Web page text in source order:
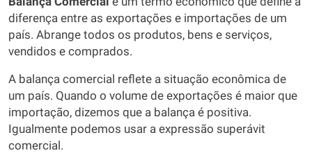
diferença entre as exportações e importações de um
país. Abrange todos os produtos, bens e serviços,
vendidos e comprados.
A balança comercial reflete a situação econômica de
um país. Quando o volume de exportações é maior que
importação, dizemos que a balança é positiva.
Igualmente podemos usar a expressão superávit
comercial.